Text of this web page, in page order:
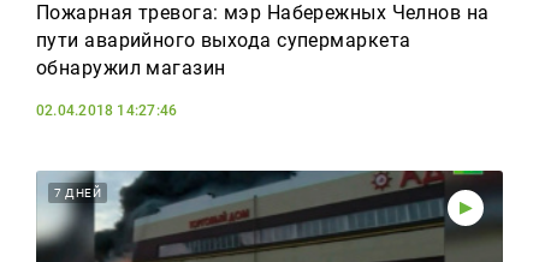
Пожарная тревога: мэр Набережных Челнов на
пути аварийного выхода супермаркета
обнаружил магазин
02.04.2018 14:27:46
7 ДНЕЙ